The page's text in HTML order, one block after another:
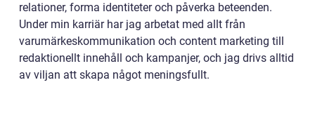
relationer, forma identiteter och påverka beteenden.
Under min karriär har jag arbetat med allt från
varumärkeskommunikation och content marketing till
redaktionellt innehåll och kampanjer, och jag drivs alltid
av viljan att skapa något meningsfullt.